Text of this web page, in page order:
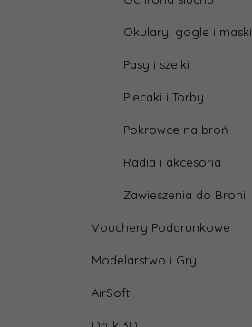
Okulary, gogle i maski
Pasy i szelki
Plecaki i Torby
Pokrowce na broń
Radia i akcesoria
Zawieszenia do Broni
Vouchery Podarunkowe
Modelarstwo i Gry
AirSoft